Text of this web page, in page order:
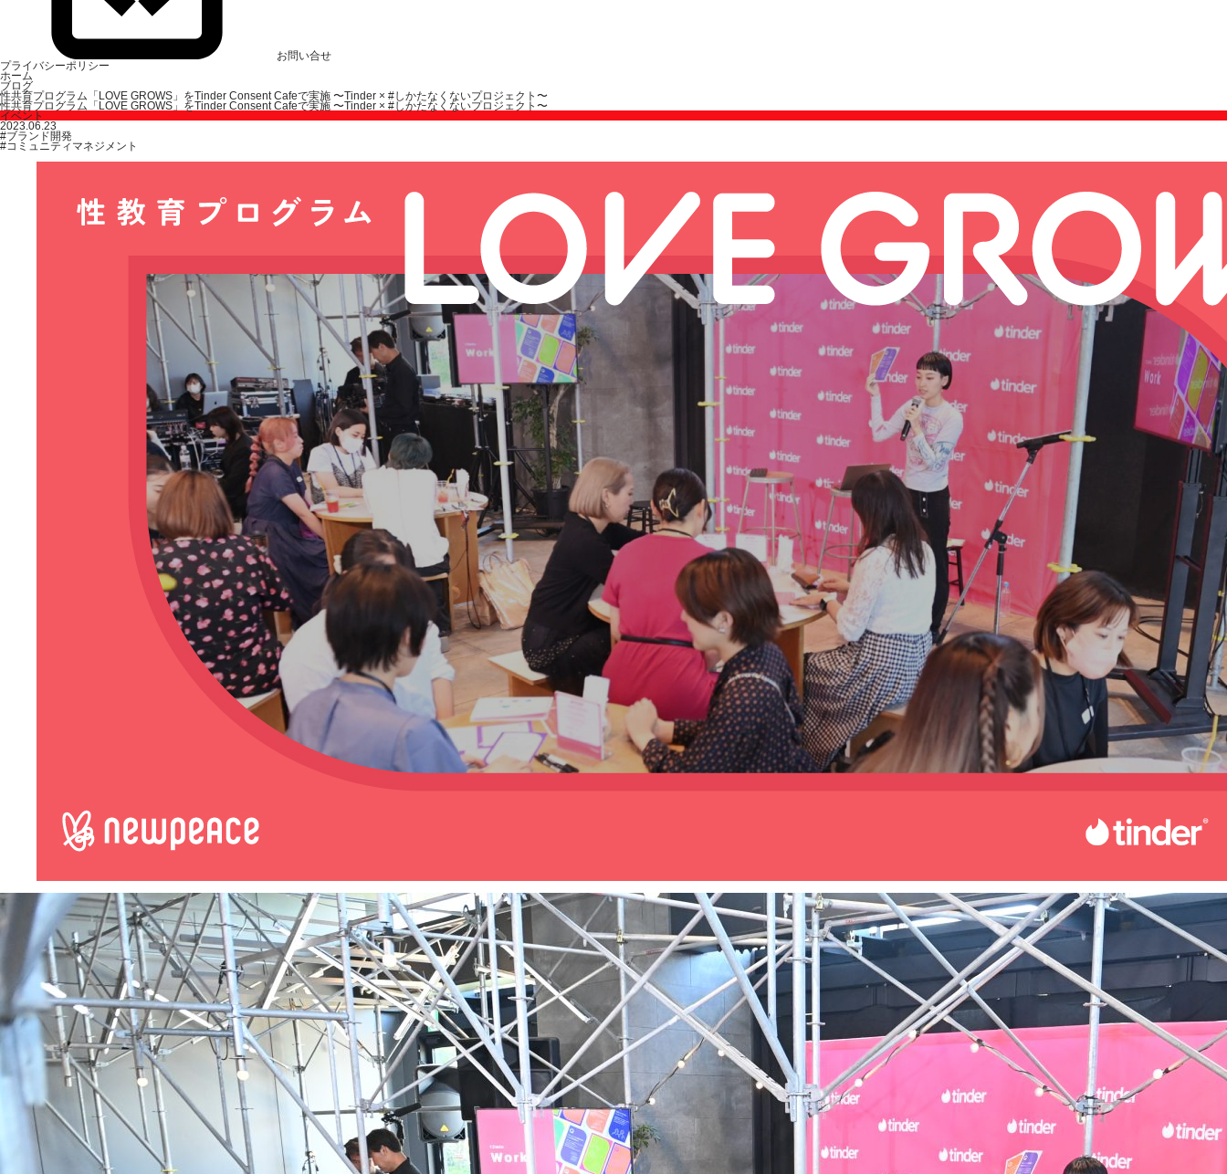
お問い合せ
プライバシーポリシー
ホーム
ブログ
性共育プログラム「LOVE GROWS」をTinder Consent Cafeで実施 〜Tinder × #しかたなくないプロジェクト〜
性共育プログラム「LOVE GROWS」をTinder Consent Cafeで実施 〜Tinder × #しかたなくないプロジェクト〜
イベント
2023.06.23
#ブランド開発
#コミュニティマネジメント